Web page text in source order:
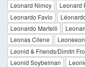
Leonard Nimoy
Leonard
Leonardo Favio
Leonardo Martelli
Leonas Cilene
Leoneeon
Leonid & Friends/Dimitri
Leonid Soybelman